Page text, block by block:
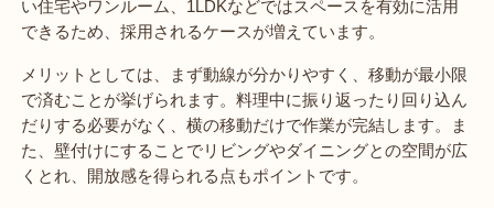
い住宅やワンルーム、1LDKなどではスペースを有効に活用
できるため、採用されるケースが増えています。
メリットとしては、まず動線が分かりやすく、移動が最小限
で済むことが挙げられます。料理中に振り返ったり回り込ん
だりする必要がなく、横の移動だけで作業が完結します。ま
た、壁付けにすることでリビングやダイニングとの空間が広
くとれ、開放感を得られる点もポイントです。